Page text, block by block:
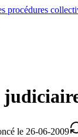
procédures
le 26-06-2009